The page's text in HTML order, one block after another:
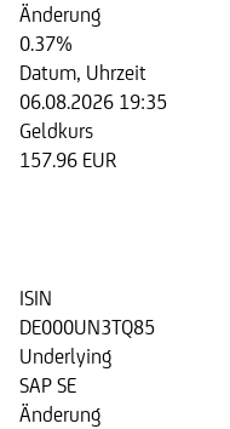
Änderung
0.37%
Datum, Uhrzeit
06.08.2026 19:35
Geldkurs
157.96 EUR
ISIN
DE000UN3TQ85
Underlying
SAP SE
Änderung